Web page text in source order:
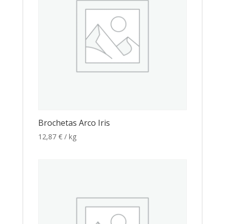
Brochetas Arco Iris
12,87 € / kg